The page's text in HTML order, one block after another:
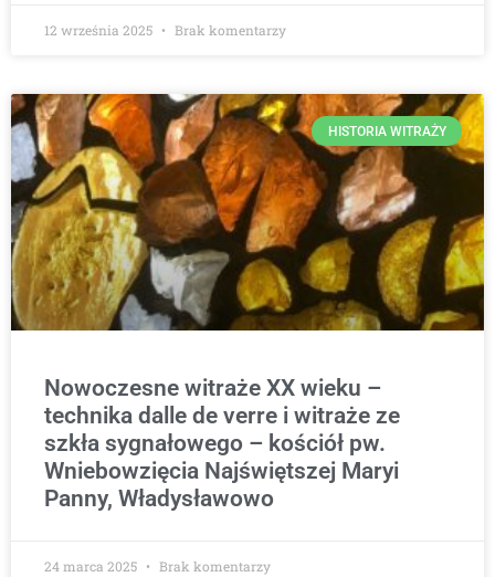
12 września 2025 Brak komentarzy
HISTORIA WITRAŻY
Nowoczesne witraże XX wieku –
technika dalle de verre i witraże ze
szkła sygnałowego – kościół pw.
Wniebowzięcia Najświętszej Maryi
Panny, Władysławowo
24 marca 2025 Brak komentarzy